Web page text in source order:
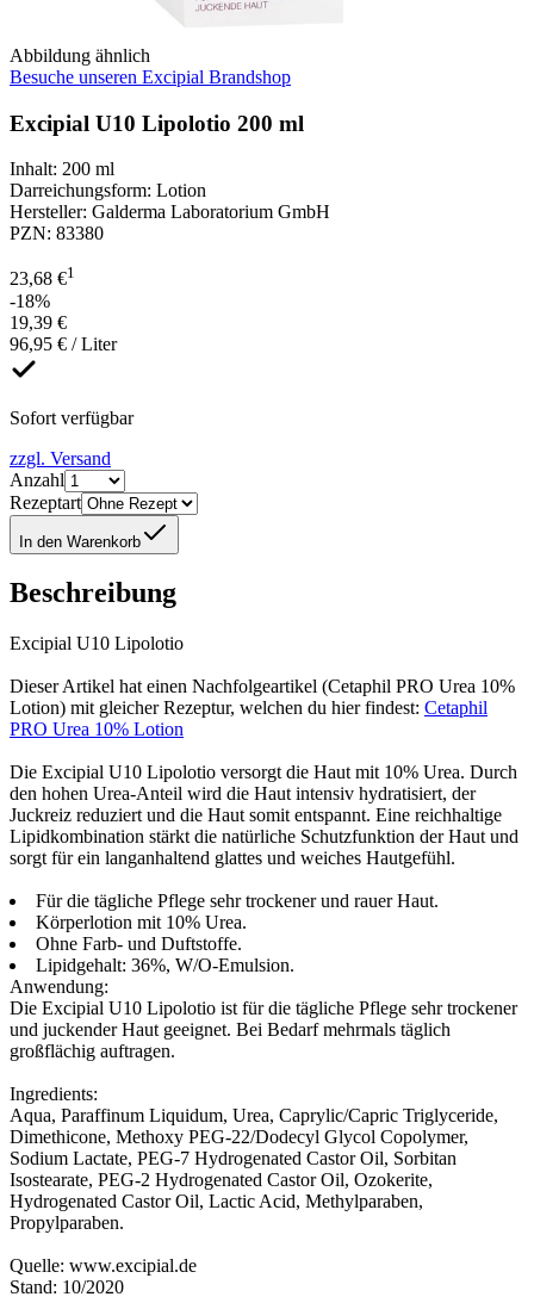
Abbildung ähnlich
Besuche unseren Excipial Brandshop
Excipial U10 Lipolotio 200 ml
Inhalt: 200 ml
Darreichungsform: Lotion
Hersteller: Galderma Laboratorium GmbH
PZN: 83380
23,68 €1
-18%
19,39 €
96,95 € / Liter
Sofort verfügbar
zzgl. Versand
Anzahl
Rezeptart
In den Warenkorb
Beschreibung
Excipial U10 Lipolotio
Dieser Artikel hat einen Nachfolgeartikel (Cetaphil PRO Urea 10%
Lotion) mit gleicher Rezeptur, welchen du hier findest: Cetaphil
PRO Urea 10% Lotion
Die Excipial U10 Lipolotio versorgt die Haut mit 10% Urea. Durch
den hohen Urea-Anteil wird die Haut intensiv hydratisiert, der
Juckreiz reduziert und die Haut somit entspannt. Eine reichhaltige
Lipidkombination stärkt die natürliche Schutzfunktion der Haut und
sorgt für ein langanhaltend glattes und weiches Hautgefühl.
Für die tägliche Pflege sehr trockener und rauer Haut.
Körperlotion mit 10% Urea.
Ohne Farb- und Duftstoffe.
Lipidgehalt: 36%, W/O-Emulsion.
Anwendung:
Die Excipial U10 Lipolotio ist für die tägliche Pflege sehr trockener
und juckender Haut geeignet. Bei Bedarf mehrmals täglich
großflächig auftragen.
Ingredients:
Aqua, Paraffinum Liquidum, Urea, Caprylic/Capric Triglyceride,
Dimethicone, Methoxy PEG-22/Dodecyl Glycol Copolymer,
Sodium Lactate, PEG-7 Hydrogenated Castor Oil, Sorbitan
Isostearate, PEG-2 Hydrogenated Castor Oil, Ozokerite,
Hydrogenated Castor Oil, Lactic Acid, Methylparaben,
Propylparaben.
Quelle: www.excipial.de
Stand: 10/2020